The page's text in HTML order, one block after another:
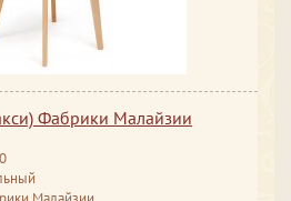
Фабрики Малайзии